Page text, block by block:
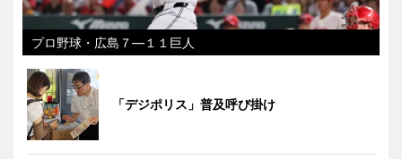
プロ野球・広島７―１１巨人
「デジポリス」普及呼び掛け